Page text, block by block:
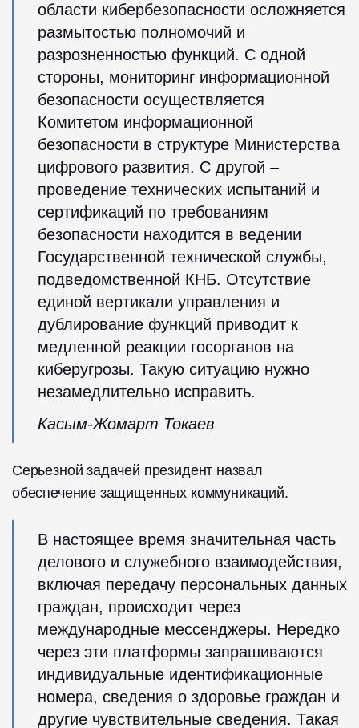
области кибербезопасности осложняется
размытостью полномочий и
разрозненностью функций. С одной
стороны, мониторинг информационной
безопасности осуществляется
Комитетом информационной
безопасности в структуре Министерства
цифрового развития. С другой –
проведение технических испытаний и
сертификаций по требованиям
безопасности находится в ведении
Государственной технической службы,
подведомственной КНБ. Отсутствие
единой вертикали управления и
дублирование функций приводит к
медленной реакции госорганов на
киберугрозы. Такую ситуацию нужно
незамедлительно исправить.
Касым-Жомарт Токаев
Серьезной задачей президент назвал
обеспечение защищенных коммуникаций.
В настоящее время значительная часть
делового и служебного взаимодействия,
включая передачу персональных данных
граждан, происходит через
международные мессенджеры. Нередко
через эти платформы запрашиваются
индивидуальные идентификационные
номера, сведения о здоровье граждан и
другие чувствительные сведения. Такая